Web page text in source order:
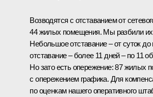
Возводятся с отставанием от
44 жилых помещения. Мы разбили их
Небольшое отставание – от суток
отставание – более 11 дней – по 11
Но зато есть опережение: 87 жилых
с опережением графика. Для
по оценкам нашего оперативного